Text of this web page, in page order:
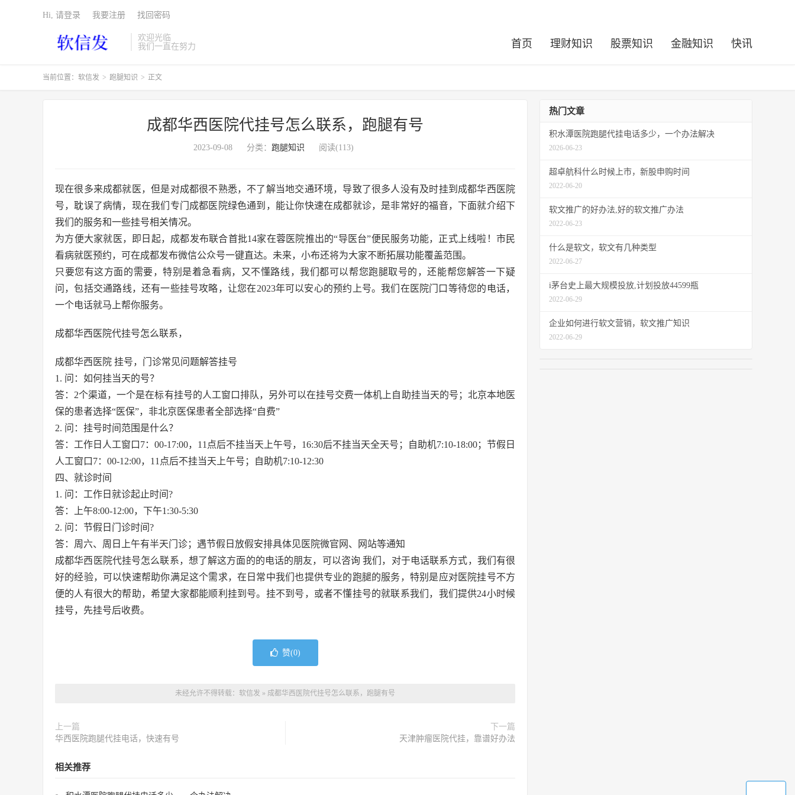
欢迎光临
我们一直在努力
首页 理财知识 股票知识 金融知识 快讯
Hi, 请登录 我要注册 找回密码
当前位置： 软信发 > 跑腿知识 > 正文
成都华西医院代挂号怎么联系，跑腿有号
2023-09-08 分类： 跑腿知识 阅读(113)
现在很多来成都就医，但是对成都很不熟悉，不了解当地交通环境，导致了很多人没有及时挂到成都华西医院
号，耽误了病情，现在我们专门成都医院绿色通到，能让你快速在成都就诊，是非常好的福音，下面就介绍下
我们的服务和一些挂号相关情况。
为方便大家就医，即日起，成都发布联合首批14家在蓉医院推出的“导医台”便民服务功能，正式上线啦！市民
看病就医预约，可在成都发布微信公众号一键直达。未来，小布还将为大家不断拓展功能覆盖范围。
只要您有这方面的需要，特别是着急看病，又不懂路线，我们都可以帮您跑腿取号的，还能帮您解答一下疑
问，包括交通路线，还有一些挂号攻略，让您在2023年可以安心的预约上号。我们在医院门口等待您的电话，
一个电话就马上帮你服务。
成都华西医院代挂号怎么联系，
成都华西医院 挂号，门诊常见问题解答挂号
1. 问：如何挂当天的号？
答：2个渠道，一个是在标有挂号的人工窗口排队，另外可以在挂号交费一体机上自助挂当天的号；北京本地医
保的患者选择“医保”，非北京医保患者全部选择“自费”
2. 问：挂号时间范围是什么？
答：工作日人工窗口7：00-17:00，11点后不挂当天上午号，16:30后不挂当天全天号；自助机7:10-18:00；节假日
人工窗口7：00-12:00，11点后不挂当天上午号；自助机7:10-12:30
四、就诊时间
1. 问：工作日就诊起止时间?
答：上午8:00-12:00，下午1:30-5:30
2. 问：节假日门诊时间?
答：周六、周日上午有半天门诊；遇节假日放假安排具体见医院微官网、网站等通知
成都华西医院代挂号怎么联系，想了解这方面的的电话的朋友，可以咨询 我们，对于电话联系方式，我们有很
好的经验，可以快速帮助你满足这个需求，在日常中我们也提供专业的跑腿的服务，特别是应对医院挂号不方
便的人有很大的帮助，希望大家都能顺利挂到号。挂不到号，或者不懂挂号的就联系我们，我们提供24小时候
挂号，先挂号后收费。
赞(0)
未经允许不得转载： 软信发 » 成都华西医院代挂号怎么联系，跑腿有号
上一篇
华西医院跑腿代挂电话，快速有号
下一篇
天津肿瘤医院代挂，靠谱好办法
相关推荐
热门文章
积水潭医院跑腿代挂电话多少，一个办法解决
2026-06-23
超卓航科什么时候上市，新股申购时间
2022-06-20
软文推广的好办法,好的软文推广办法
2022-06-23
什么是软文，软文有几种类型
2022-06-27
i茅台史上最大规模投放,计划投放44599瓶
2022-06-29
企业如何进行软文营销，软文推广知识
2022-06-29